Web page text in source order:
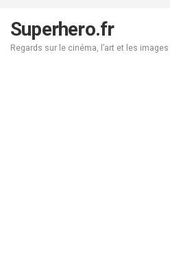
contenu
Superhero.fr
Regards sur le cinéma, l’art et les